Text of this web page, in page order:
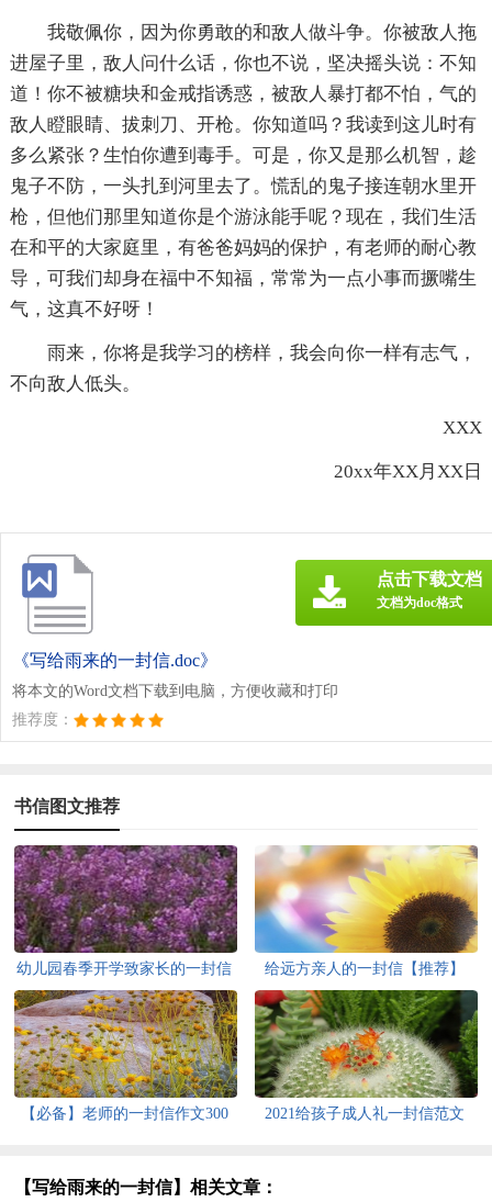
我敬佩你，因为你勇敢的和敌人做斗争。你被敌人拖
进屋子里，敌人问什么话，你也不说，坚决摇头说：不知
道！你不被糖块和金戒指诱惑，被敌人暴打都不怕，气的
敌人瞪眼睛、拔刺刀、开枪。你知道吗？我读到这儿时有
多么紧张？生怕你遭到毒手。可是，你又是那么机智，趁
鬼子不防，一头扎到河里去了。慌乱的鬼子接连朝水里开
枪，但他们那里知道你是个游泳能手呢？现在，我们生活
在和平的大家庭里，有爸爸妈妈的保护，有老师的耐心教
导，可我们却身在福中不知福，常常为一点小事而撅嘴生
气，这真不好呀！
雨来，你将是我学习的榜样，我会向你一样有志气，
不向敌人低头。
XXX
20xx年XX月XX日
《写给雨来的一封信.doc》
将本文的Word文档下载到电脑，方便收藏和打印
推荐度：
点击下载文档
文档为doc格式
书信图文推荐
幼儿园春季开学致家长的一封信 给远方亲人的一封信【推荐】
【必备】老师的一封信作文300
2021给孩子成人礼一封信范文
【写给雨来的一封信】相关文章：